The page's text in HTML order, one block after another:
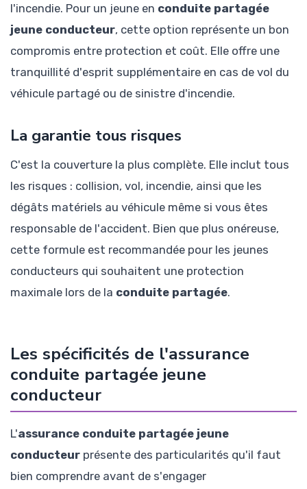
l'incendie. Pour un jeune en conduite partagée
jeune conducteur, cette option représente un bon
compromis entre protection et coût. Elle offre une
tranquillité d'esprit supplémentaire en cas de vol du
véhicule partagé ou de sinistre d'incendie.
La garantie tous risques
C'est la couverture la plus complète. Elle inclut tous
les risques : collision, vol, incendie, ainsi que les
dégâts matériels au véhicule même si vous êtes
responsable de l'accident. Bien que plus onéreuse,
cette formule est recommandée pour les jeunes
conducteurs qui souhaitent une protection
maximale lors de la conduite partagée.
Les spécificités de l'assurance
conduite partagée jeune
conducteur
L'assurance conduite partagée jeune
conducteur présente des particularités qu'il faut
bien comprendre avant de s'engager